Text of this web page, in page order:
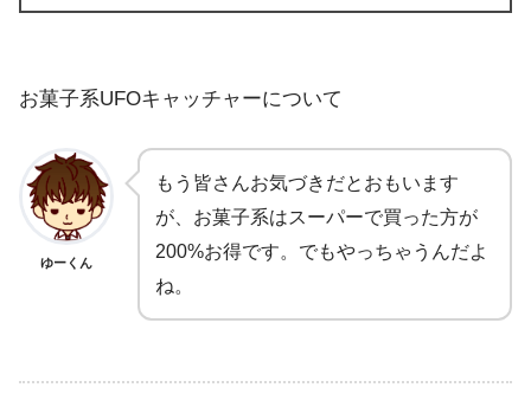
お菓子系UFOキャッチャーについて
ゆーくん
もう皆さんお気づきだとおもいます
が、お菓子系はスーパーで買った方が
200%お得です。でもやっちゃうんだよ
ね。